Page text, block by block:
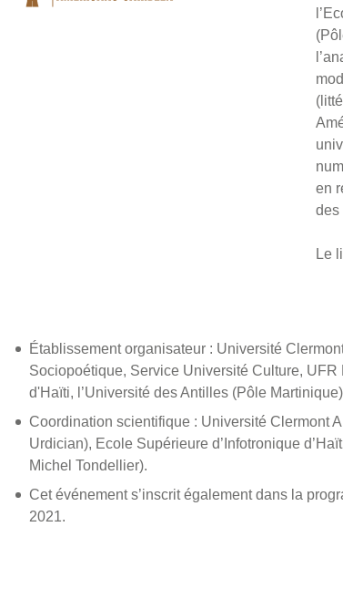
en
des
Le
Établissement organisateur : Université
Sociopoétique, Service Université Culture,
d'Haïti, l’Université des Antilles (Pôle
Coordination scientifique : Université Clermont
Urdician), Ecole Supérieure d’Infotronique
Michel Tondellier).
Cet événement s’inscrit également dans la
2021.